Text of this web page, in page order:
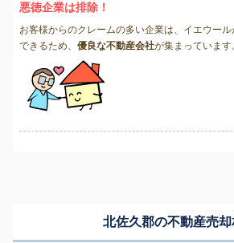
悪徳企業は排除！
お客様からのクレームの多い企業は、イエウー
できるため、 優良な不動産会社が集まっています
北佐久郡の不動産売